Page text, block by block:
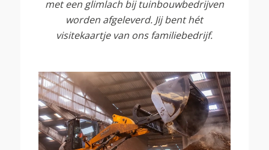
met een glimlach bij tuinbouwbedrijven
worden afgeleverd. Jij bent hét
visitekaartje van ons familiebedrijf.